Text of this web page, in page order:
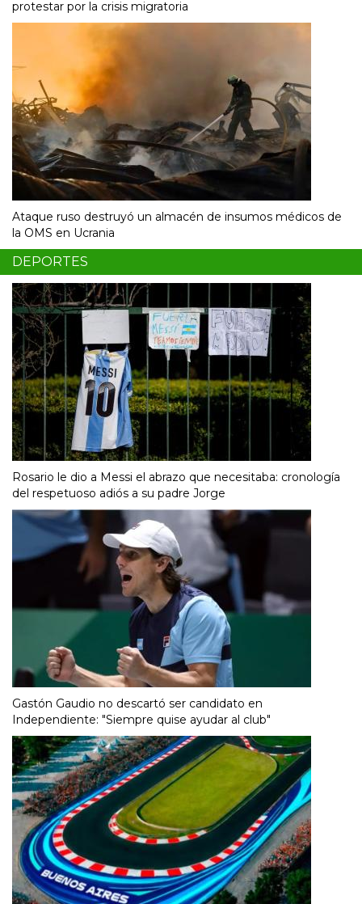
protestar por la crisis migratoria
Ataque ruso destruyó un almacén de insumos médicos de
la OMS en Ucrania
DEPORTES
Rosario le dio a Messi el abrazo que necesitaba: cronología
del respetuoso adiós a su padre Jorge
Gastón Gaudio no descartó ser candidato en
Independiente: "Siempre quise ayudar al club"